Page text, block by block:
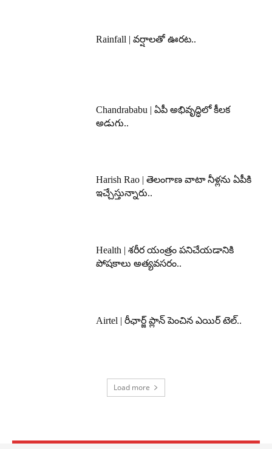
Rainfall | వర్షాలతో ఊరట..
Chandrababu | ఏపీ అభివృద్ధిలో కీలక
అడుగు..
Harish Rao | తెలంగాణ వాటా నీళ్లను ఏపీకి
ఇచ్చేస్తున్నారు..
Health | శరీర యంత్రం పనిచేయడానికి
పోషకాలు అత్యవసరం..
Airtel | రీఛార్జ్ ప్లాన్ పెంచిన ఎయిర్ టెల్..
Load more